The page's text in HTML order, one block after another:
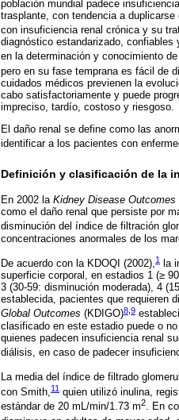
población mundial padece
trasplante, con tendencia a
con insuficiencia renal crónica y su
diagnóstico estandarizado,
en la determinación y conocimiento
pero en su fase temprana es fácil de
cuidados médicos previenen la
cabo satisfactoriamente y puede
impreciso, tardío, costoso y riesgoso.
El daño renal se define como las
identificar a los pacientes con
Definición y clasificación de la
En 2002 la Kidney Disease
como el daño renal que persiste por
disminución del índice de filtración
concentraciones anormales de los
De acuerdo con la KDOQI (2002),1 la
superficie corporal, en estadios 1 (≥
3 (30-59: disminución moderada), 4
establecida, pacientes que requieren
Global Outcomes (KDIGO)8 9
clasificado en este estadio puede o
quienes padecen insuficiencia renal
diálisis, en caso de padecer
La media del índice de filtrado
con Smith,11 quien utilizó inulina,
estándar de 20 mL/min/1.73 m2. En